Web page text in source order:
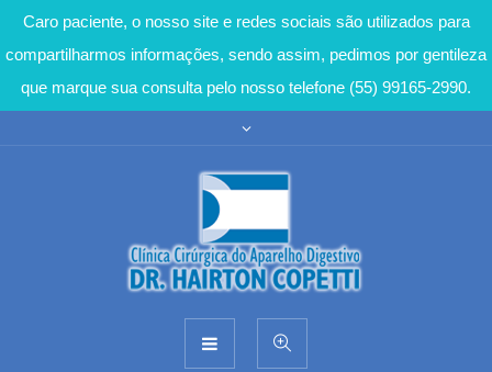
Caro paciente, o nosso site e redes sociais são utilizados para
compartilharmos informações, sendo assim, pedimos por gentileza
que marque sua consulta pelo nosso telefone (55) 99165-2990.